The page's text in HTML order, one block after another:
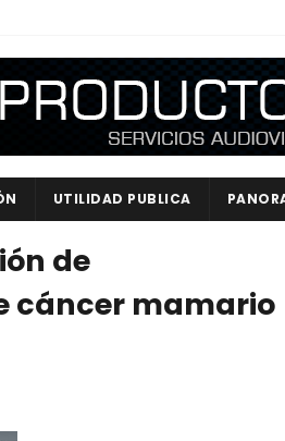
UTILIDAD PUBLICA
de
cáncer mamario